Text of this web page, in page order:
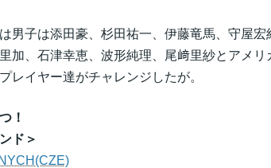
男子は添田豪、杉田祐一、伊藤竜馬、守屋宏
加、石津幸恵、波形純理、尾﨑里紗とアメリ
レイヤー達がチャレンジしたが。
！
ド＞